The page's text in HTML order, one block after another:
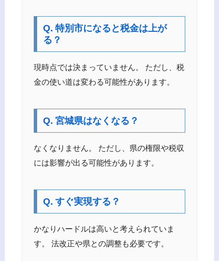
Q. 特別市になると税金は上が
る？
現時点では決まっていません。 ただし、税
金の使い道は変わる可能性があります。
Q. 宮城県はなくなる？
なくなりません。 ただし、県の権限や税収
には影響が出る可能性があります。
Q. すぐ実現する？
かなりハードルは高いと考えられていま
す。 法改正や県との調整も必要です。